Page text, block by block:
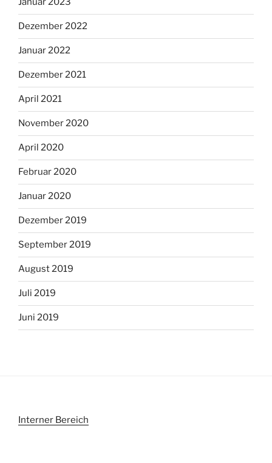
Dezember 2022
Januar 2022
Dezember 2021
April 2021
November 2020
April 2020
Februar 2020
Januar 2020
Dezember 2019
September 2019
August 2019
Juli 2019
Juni 2019
Interner Bereich